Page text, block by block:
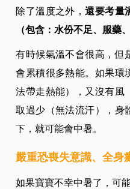
除了溫度之外，還要考量
（包含：水份不足、服藥
有時候氣溫不會很高，但
會累積很多熱能。如果環
法帶走熱能），又沒有風
取過少（無法流汗），身
下，就可能會中暑。
嚴重恐喪失意識、全身
如果寶寶不幸中暑了，可